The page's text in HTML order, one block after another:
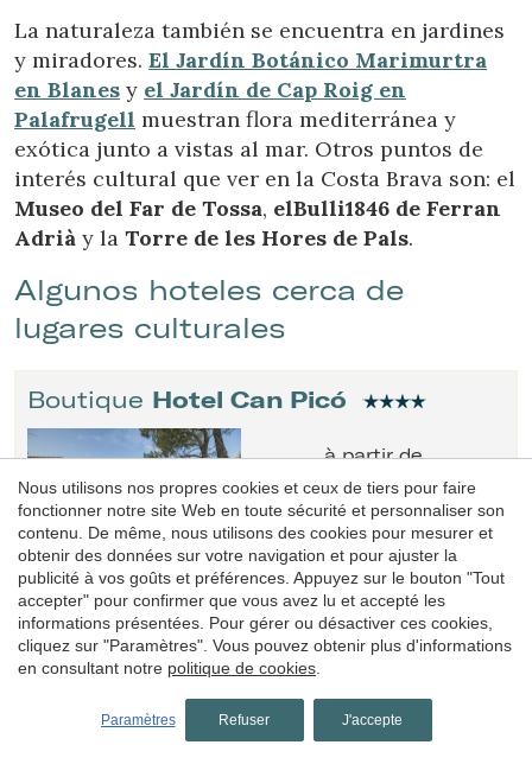
La naturaleza también se encuentra en jardines
y miradores. El Jardín Botánico Marimurtra
en Blanes y el Jardín de Cap Roig en
Palafrugell muestran flora mediterránea y
exótica junto a vistas al mar. Otros puntos de
interés cultural que ver en la Costa Brava son: el
Museo del Far de Tossa, elBulli1846 de Ferran
Adrià y la Torre de les Hores de Pals.
Algunos hoteles cerca de
lugares culturales
Boutique Hotel Can Picó
à partir de
115€
Réserver
Hotel-Boutique Casa Granados
à partir de
Nous utilisons nos propres cookies et ceux de tiers pour faire
fonctionner notre site Web en toute sécurité et personnaliser son
contenu. De même, nous utilisons des cookies pour mesurer et
obtenir des données sur votre navigation et pour ajuster la
publicité à vos goûts et préférences. Appuyez sur le bouton "Tout
accepter" pour confirmer que vous avez lu et accepté les
informations présentées. Pour gérer ou désactiver ces cookies,
cliquez sur "Paramètres". Vous pouvez obtenir plus d'informations
en consultant notre politique de cookies
Paramètres Refuser J'accepte